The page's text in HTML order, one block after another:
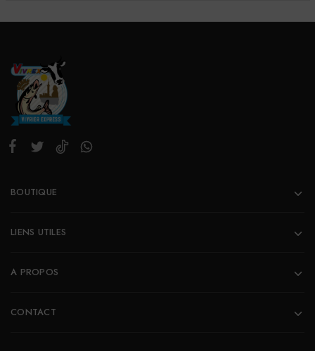
BOUTIQUE
LIENS UTILES
A PROPOS
CONTACT